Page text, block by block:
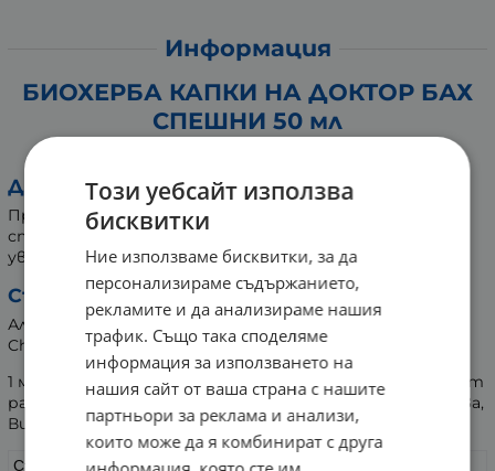
Информация
БИОХЕРБА КАПКИ НА ДОКТОР БАХ
СПЕШНИ 50 мл
Действие:
При повишена тревожност и напрежение ще
спомогнат за възвръщане на вътрешния баланс и
увереност.
Състав:
Алкохол-Етанол 40%, Clematis, Impatiens, Rock Rose,
Cherry plum, Star of Bethlehem.
1 мл съдържа 1 мл тинктура 1:250 еквивалент на 1 мг от
растенията Скална роза, Повет, Слабонога, Дива слива,
Витлеемска звезда.
Съдържание на една доза 2 мг от изброените растения
Този уебсайт използва
бисквитки
Ние използваме бисквитки, за да
персонализираме съдържанието,
рекламите и да анализираме нашия
трафик. Също така споделяме
информация за използването на
нашия сайт от ваша страна с нашите
партньори за реклама и анализи,
които може да я комбинират с друга